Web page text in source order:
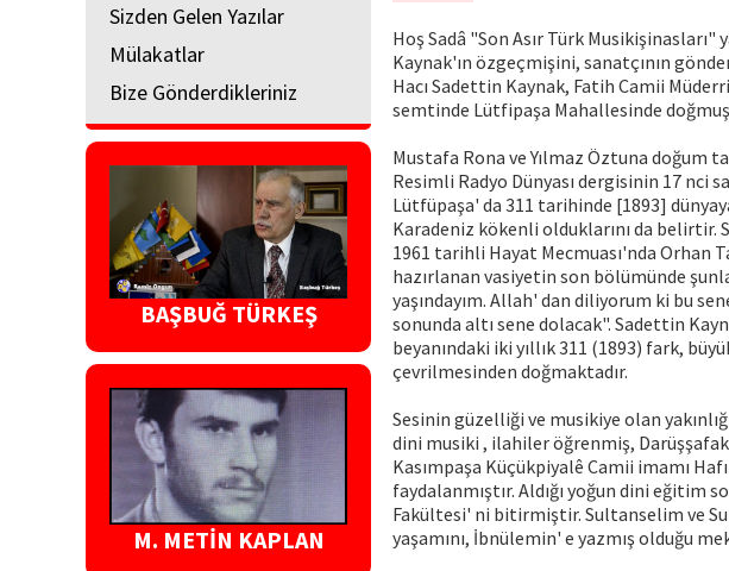
Sizden Gelen Yazılar
Mülakatlar
Bize Gönderdikleriniz
BAŞBUĞ TÜRKEŞ
M. METİN KAPLAN
Hoş Sadâ "Son Asır Türk
Kaynak'ın özgeçmişini, sanatçının
Hacı Sadettin Kaynak, Fatih Camii
semtinde Lütfipaşa Mahallesinde
Mustafa Rona ve Yılmaz Öztuna
Resimli Radyo Dünyası dergisinin 17 nci
Lütfüpaşa' da 311 tarihinde [1893]
Karadeniz kökenli olduklarını da belirtir.
1961 tarihli Hayat Mecmuası'nda Orhan
hazırlanan vasiyetin son bölümünde
yaşındayım. Allah' dan diliyorum ki bu
sonunda altı sene dolacak". Sadettin
beyanındaki iki yıllık 311 (1893) fark,
çevrilmesinden doğmaktadır.
Sesinin güzelliği ve musikiye olan
dini musiki , ilahiler öğrenmiş,
Kasımpaşa Küçükpiyalê Camii imamı
faydalanmıştır. Aldığı yoğun dini eğitim
Fakültesi' ni bitirmiştir. Sultanselim ve
yaşamını, İbnülemin' e yazmış olduğu